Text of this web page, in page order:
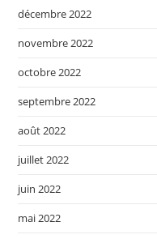
décembre 2022
novembre 2022
octobre 2022
septembre 2022
août 2022
juillet 2022
juin 2022
mai 2022